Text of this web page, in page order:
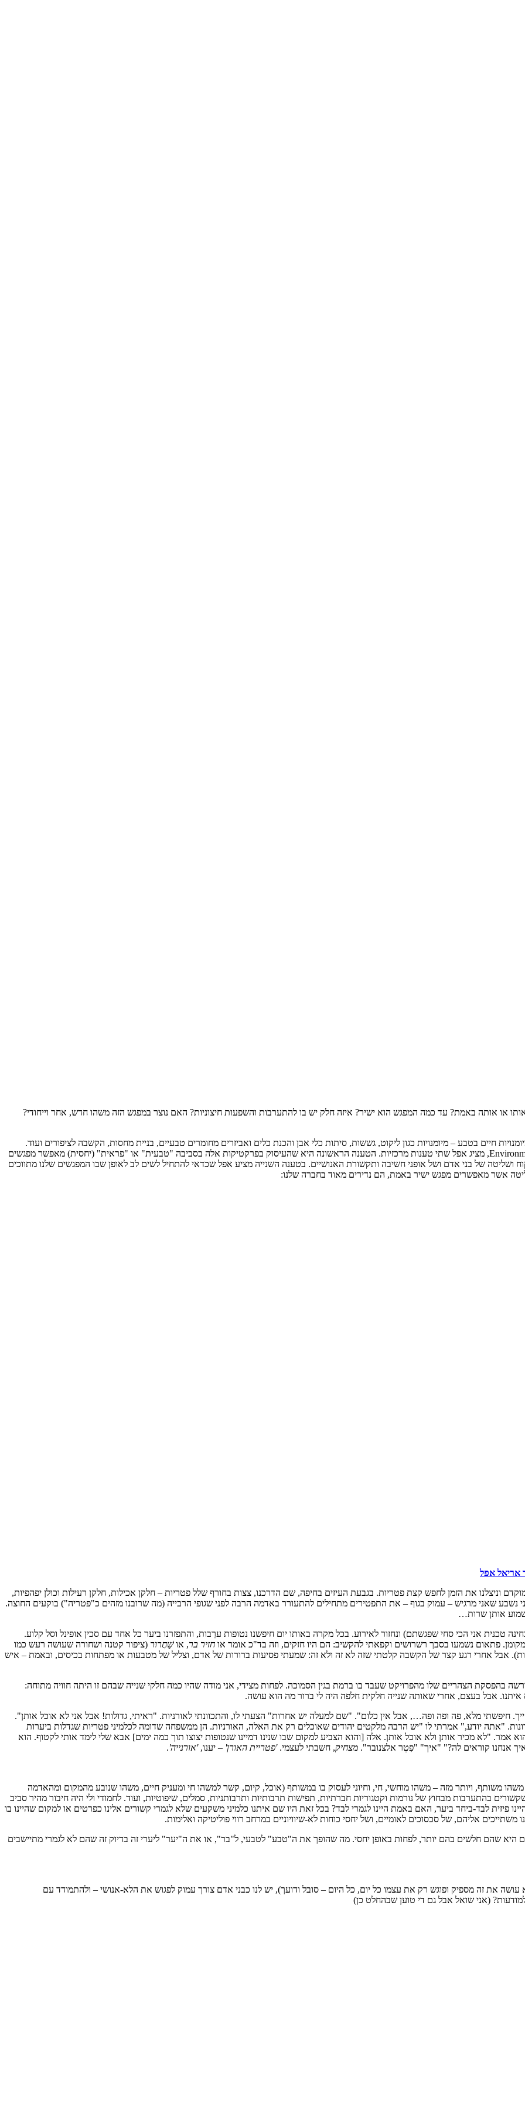
אותה באמת? עד כמה המפגש הוא ישיר? איזה חלק יש בו להתערבות והשפעות חיצוניות? האם נוצר במפגש הזה משהו חדש, אחר וייחודי?
חיים בטבע – מיומנויות כגון ליקוט, גששות, סיתות כלי אבן והכנת כלים ואביזרים מחומרים טבעיים, בניית מחסות, הקשבה לציפורים ועוד.
במאמר, אשר פורסם בכתב העת Environment and Planning E: Nature and Space, מציג אפל שתי טענות מרכזיות. הטענה הראשונה היא שהעיסוק בפרקטיקות אלה בסביבה "טבעית" או "פראית" (יחסית) מאפשר מפגשים
ושליטה של בני אדם ושל אופני חשיבה ותקשורת האנושיים. בטענה השנייה מציע אפל שכדאי להתחיל לשים לב לאופן שבו המפגשים שלנו מתווכים
אשר מאפשרים מפגש ישיר באמת, הם נדירים מאוד בחברה שלנו:
אריאל אפל
וניצלנו את הזמן לחפש קצת פטריות. בגבעת העיזים בחיפה, שם הדרכנו, צצות בחורף שלל פטריות – חלקן אכילות, חלקן רעילות וכולן יפהפיות,
נשבע שאני מרגיש – עמוק בגוף – את התפטירים מתחילים להתעורר באדמה הרבה לפני שגופי הרבייה (מה שרובנו מזהים כ"פטריה") בוקעים החוצה.
אותן שרות…
טכנית אני הכי סחי שפגשתם) ונחזור לאירוע. בכל מקרה באותו יום חיפשנו נטופות ערֵבות, והתפזרנו ביער כל אחד עם סכין אופינל וסל קלוע.
פתאום נשמעו בסבך רשרושים וקפאתי להקשיב: הם היו חזקים, וזה בד"כ אומר או חזיר בר, אושַׁחֲרוּר (ציפור קטנה ושחורה שעושה רעש כמו
אבל אחרי רגע קצר של הקשבה קלטתי שזה לא זה ולא זה: שמעתי פסיעות ברורות של אדם, וצליל של מטבעות או מפתחות בכיסים, ובאמת – איש
בהפסקת הצהריים שלו מהפרויקט שעבד בו ברמת בגין הסמוכה. לפחות מצידי, אני מודה שהיו כמה חלקי שנייה שבהם זו היתה חוויה מתוחה:
אבל בעצם, אחרי שאותה שנייה חלקית חלפה היה לי ברור מה הוא עושה.
חיפשתי מלא, פה ופה ופה…, אבל אין כלום". "שם למעלה יש אחרות" הצעתי לו, והתכוונתי לאורניות. "ראיתי, גדולות! אבל אני לא אוכל אותן".
"אתה יודע," אמרתי לו "יש הרבה מלקטים יהודים שאוכלים רק את האלה, האורניות. הן ממשפחה שדומה לכלמיני פטריות שגדלות ביערות
"לא מכיר אותן ולא אוכל אותן. אלה [והוא הצביע למקום שבו שנינו דמיינו שנטופות יצוצו תוך כמה ימים] אבא שלי לימד אותי לקטוף. הוא
אנחנו קוראים לה?" "איך" "פִטְר אלצנובר". מצחיק, חשבתי לעצמי.'פטריית האורן' – יענו,'אורנייה'.
משותף, ויותר מזה – משהו מוחשי, חי, וחיוני לעסוק בו במשותף (אוכל, קיום, קשר למשהו חי ומעניק חיים, משהו שנובע מהמקום ומהאדמה
בהתערבות מבחוץ של נורמות וקטגוריות חברתיות, תפישות תרבותיות ותרבותניות, סמלים, שיפוטיות, ועוד. לחמודי ולי היה חיבור מהיר סביב
פיזית לבד-ביחד ביער, האם באמת היינו לגמרי לבד? בכל זאת היו שם איתנו כלמיני משקעים שלא לגמרי קשורים אלינו כפרטים או למקום שהיינו בו
אליהם, של סכסוכים לאומיים, ושל יחסי כוחות לא-שיוויוניים במרחב רווי פוליטיקה ואלימות.
היא שהם חלשים בהם יותר, לפחות באופן יחסי. מה שהופך את ה"טבע" לטבעי, ל"בר", או את ה"יער" ליערי זה בדיוק זה שהם לא לגמרי מתיישבים
את זה מספיק ופוגש רק את עצמו כל יום, כל היום – סובל ודועך), יש לנו כבני אדם צורך עמוק לפגוש את הלא-אנושי – ולהתמודד עם
(אני שואל אבל גם די טוען שבהחלט כן)